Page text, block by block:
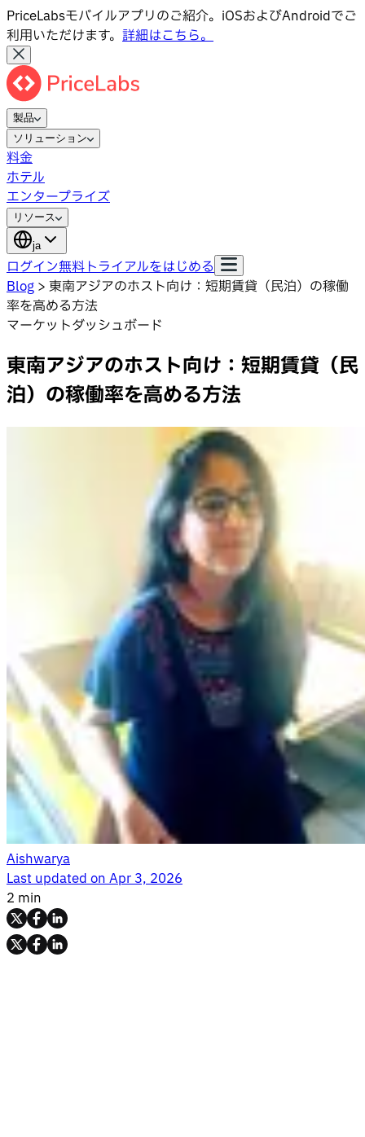
PriceLabsモバイルアプリのご紹介。iOSおよびAndroidでご
利用いただけます。 詳細はこちら。
製品
ソリューション
料金
ホテル
エンタープライズ
リソース
ja
ログイン無料トライアルをはじめる
Blog > 東南アジアのホスト向け：短期賃貸（民泊）の稼働
率を高める方法
マーケットダッシュボード
東南アジアのホスト向け：短期賃貸（民
泊）の稼働率を高める方法
Aishwarya
Last updated onApr 3, 2026
2 min